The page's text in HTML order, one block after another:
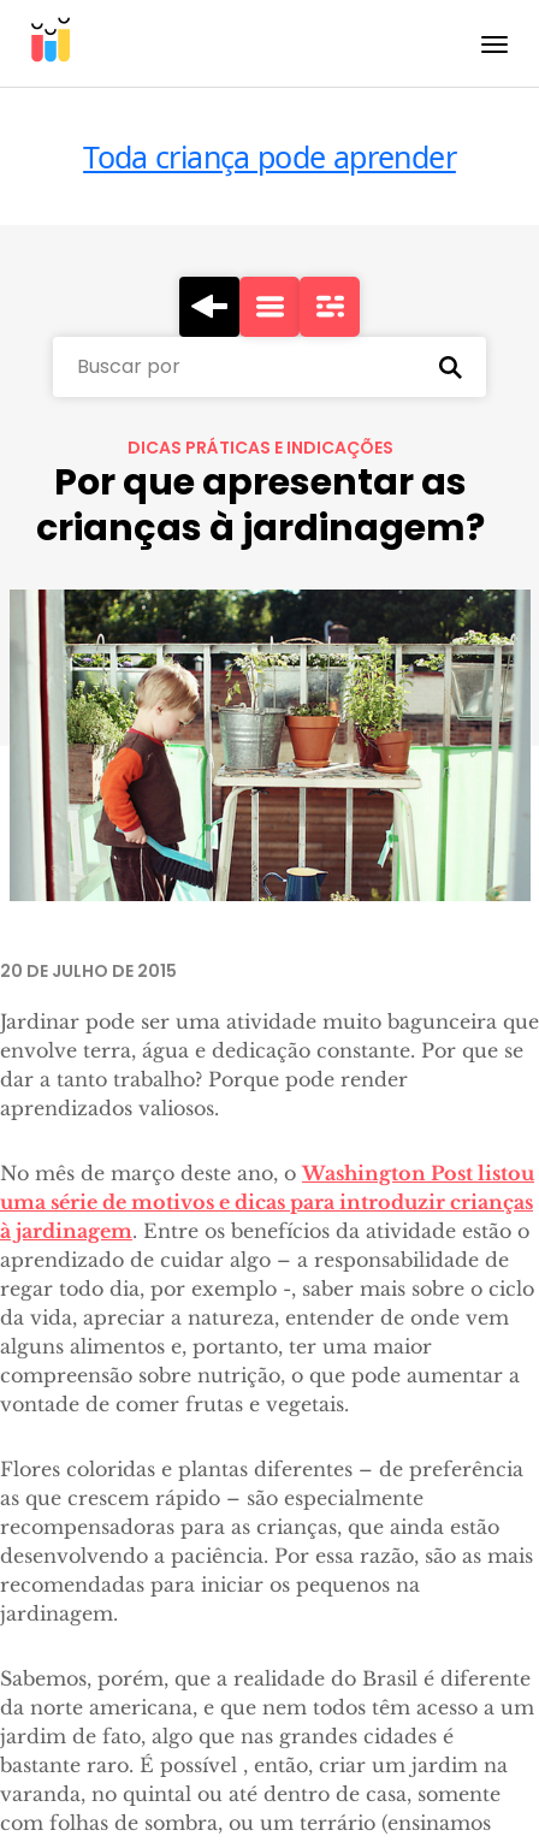
Toda criança pode aprender
Buscar por
DICAS PRÁTICAS E INDICAÇÕES
Por que apresentar as
crianças à jardinagem?
20 DE JULHO DE 2015
Jardinar pode ser uma atividade muito bagunceira que
envolve terra, água e dedicação constante. Por que se
dar a tanto trabalho? Porque pode render
aprendizados valiosos.
No mês de março deste ano, oWashington Post listou
uma série de motivos e dicas para introduzir crianças
à jardinagem. Entre os benefícios da atividade estão o
aprendizado de cuidar algo – a responsabilidade de
regar todo dia, por exemplo -, saber mais sobre o ciclo
da vida, apreciar a natureza, entender de onde vem
alguns alimentos e, portanto, ter uma maior
compreensão sobre nutrição, o que pode aumentar a
vontade de comer frutas e vegetais.
Flores coloridas e plantas diferentes – de preferência
as que crescem rápido – são especialmente
recompensadoras para as crianças, que ainda estão
desenvolvendo a paciência. Por essa razão, são as mais
recomendadas para iniciar os pequenos na
jardinagem.
Sabemos, porém, que a realidade do Brasil é diferente
da norte americana, e que nem todos têm acesso a um
jardim de fato, algo que nas grandes cidades é
bastante raro. É possível , então, criar um jardim na
varanda, no quintal ou até dentro de casa, somente
com folhas de sombra, ou um terrário (ensinamos